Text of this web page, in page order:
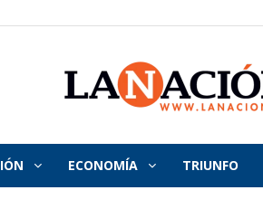
La
ECONOMÍA TRIUNFO